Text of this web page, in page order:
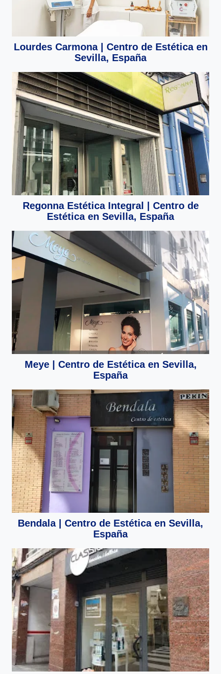
Lourdes Carmona | Centro de Estética en
Sevilla, España
Regonna Estética Integral | Centro de
Estética en Sevilla, España
Meye | Centro de Estética en Sevilla,
España
Bendala | Centro de Estética en Sevilla,
España